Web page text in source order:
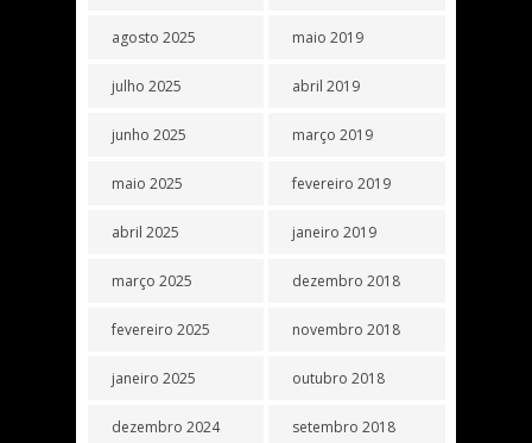
agosto 2025
julho 2025
junho 2025
maio 2025
abril 2025
março 2025
fevereiro 2025
janeiro 2025
dezembro 2024
maio 2019
abril 2019
março 2019
fevereiro 2019
janeiro 2019
dezembro 2018
novembro 2018
outubro 2018
setembro 2018